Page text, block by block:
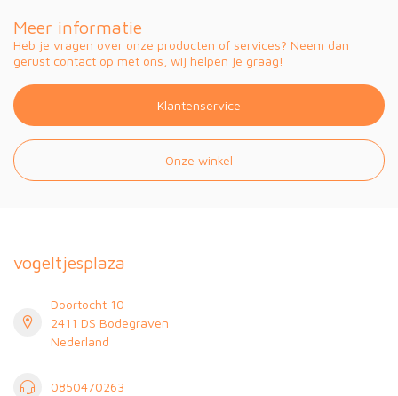
Meer informatie
Heb je vragen over onze producten of services? Neem dan
gerust contact op met ons, wij helpen je graag!
Klantenservice
Onze winkel
vogeltjesplaza
Doortocht 10
2411 DS Bodegraven
Nederland
0850470263